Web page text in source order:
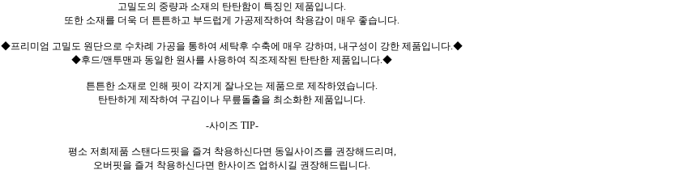
고밀도의 중량과 소재의 탄탄함이 특징인 제품입니다.
또한 소재를 더욱 더 튼튼하고 부드럽게 가공제작하여 착용감이 매우 좋습니다.
◆프리미엄 고밀도 원단으로 수차례 가공을 통하여 세탁후 수축에 매우 강하며, 내구성이 강한 제품입니다.◆
◆후드/맨투맨과 동일한 원사를 사용하여 직조제작된 탄탄한 제품입니다.◆
튼튼한 소재로 인해 핏이 각지게 잘나오는 제품으로 제작하였습니다.
탄탄하게 제작하여 구김이나 무릎돌출을 최소화한 제품입니다.
-사이즈 TIP-
평소 저희제품 스탠다드핏을 즐겨 착용하신다면 동일사이즈를 권장해드리며,
오버핏을 즐겨 착용하신다면 한사이즈 업하시길 권장해드립니다.